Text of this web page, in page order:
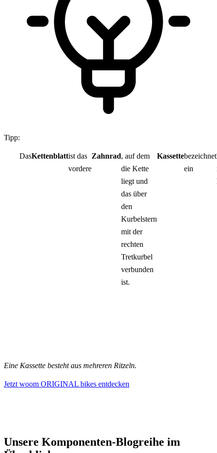
Tipp:
DasKettenblattist das
vordere
Zahnrad, auf dem
die Kette
liegt und
das über
den
Kurbelstern
mit der
rechten
Tretkurbel
verbunden
ist.
Kassettebezeichnet
ein
Eine Kassette besteht aus mehreren Ritzeln.
Jetzt woom ORIGINAL bikes entdecken
Unsere Komponenten-Blogreihe im